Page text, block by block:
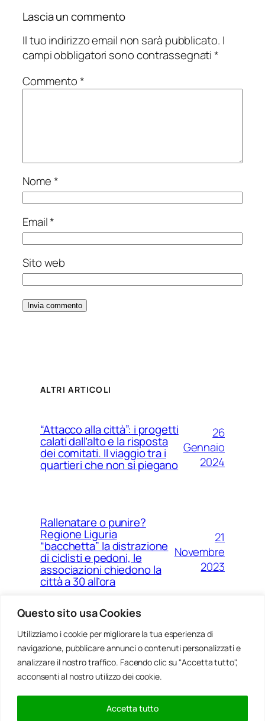
Questo sito usa Cookies
Utilizziamo i cookie per migliorare la tua esperienza di
navigazione, pubblicare annunci o contenuti personalizzati e
analizzare il nostro traffico. Facendo clic su "Accetta tutto",
acconsenti al nostro utilizzo dei cookie.
Accetta tutto
Lascia un commento
Il tuo indirizzo email non sarà pubblicato. I
campi obbligatori sono contrassegnati*
Commento*
Nome*
Email*
Sito web
ALTRI ARTICOLI
“Attacco alla città”: i progetti
calati dall’alto e la risposta
dei comitati. Il viaggio tra i
quartieri che non si piegano
26
Gennaio
2024
Rallenatare o punire?
Regione Liguria
“bacchetta” la distrazione
di ciclisti e pedoni, le
associazioni chiedono la
città a 30 all’ora
21
Novembre
2023
Ponte Morandi e quell’anno
zero che non è mai arrivato a
Genova
Agosto
2023